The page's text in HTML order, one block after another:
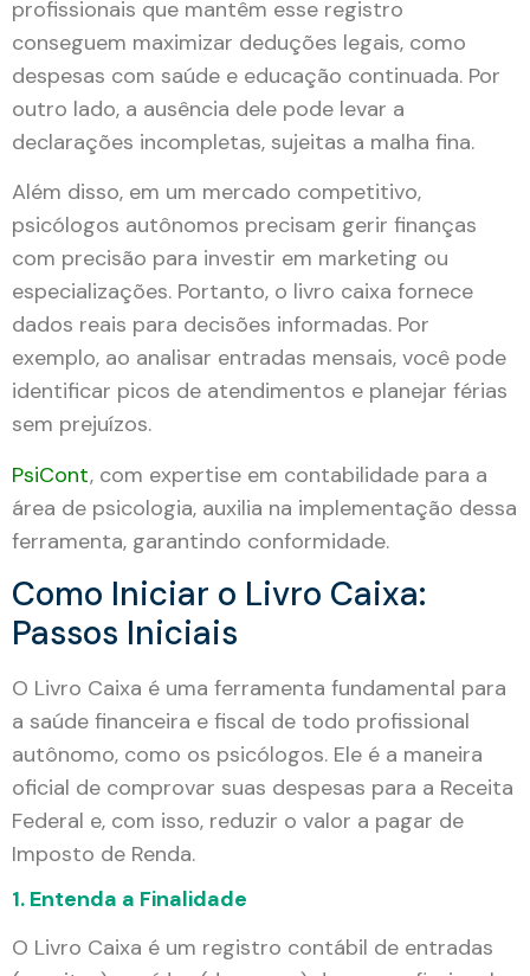
profissionais que mantêm esse registro
conseguem maximizar deduções legais, como
despesas com saúde e educação continuada. Por
outro lado, a ausência dele pode levar a
declarações incompletas, sujeitas a malha fina.
Além disso, em um mercado competitivo,
psicólogos autônomos precisam gerir finanças
com precisão para investir em marketing ou
especializações. Portanto, o livro caixa fornece
dados reais para decisões informadas. Por
exemplo, ao analisar entradas mensais, você pode
identificar picos de atendimentos e planejar férias
sem prejuízos.
PsiCont, com expertise em contabilidade para a
área de psicologia, auxilia na implementação dessa
ferramenta, garantindo conformidade.
Como Iniciar o Livro Caixa:
Passos Iniciais
O Livro Caixa é uma ferramenta fundamental para
a saúde financeira e fiscal de todo profissional
autônomo, como os psicólogos. Ele é a maneira
oficial de comprovar suas despesas para a Receita
Federal e, com isso, reduzir o valor a pagar de
Imposto de Renda.
1. Entenda a Finalidade
O Livro Caixa é um registro contábil de entradas